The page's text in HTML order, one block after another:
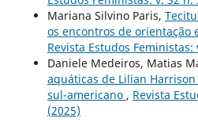
Mariana Silvino Paris,
os encontros de orientação
Revista Estudos Feministas:
Daniele Medeiros, Matias
aquáticas de Lilian
sul-americano , Revista
(2025)